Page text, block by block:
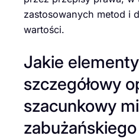
zastosowanych metod i
wartości.
Jakie
szczegółowy
szacunkowy
zabużańskiego